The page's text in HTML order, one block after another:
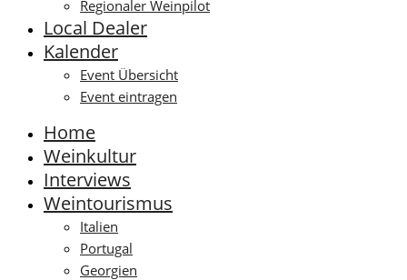
Regionaler Weinpilot
Local Dealer
Kalender
Event Übersicht
Event eintragen
Home
Weinkultur
Interviews
Weintourismus
Italien
Portugal
Georgien